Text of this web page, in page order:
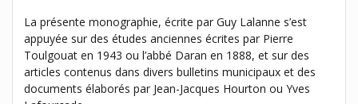
La présente monographie, écrite par Guy Lalanne s’est
appuyée sur des études anciennes écrites par Pierre
Toulgouat en 1943 ou l’abbé Daran en 1888, et sur des
articles contenus dans divers bulletins municipaux et des
documents élaborés par Jean-Jacques Hourton ou Yves